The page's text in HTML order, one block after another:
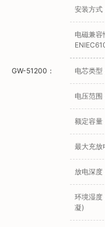
安装方式
电磁兼容
GW-51200： 电芯类型
电压范
额定容
最大充放
放电深度
环境湿度
凝)